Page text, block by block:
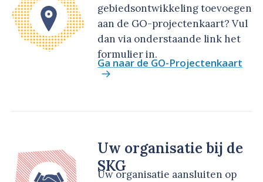
gebiedsontwikkeling toevoegen
aan de GO-projectenkaart? Vul
dan via onderstaande link het
formulier in.
Ga naar de GO-Projectenkaart
Uw organisatie bij de
SKG
Uw organisatie aansluiten op